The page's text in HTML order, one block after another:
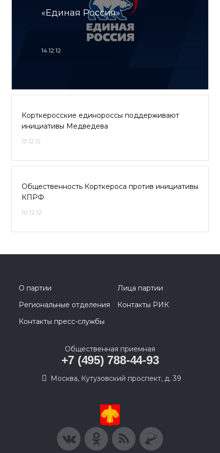
«Единая Россия»
14.12.12
Корткеросские единороссы поддерживают
инициативы Медведева
13.12.12
Общественность Корткероса против инициативы
КПРФ
10.12.12
О партии
Лица партии
Региональные отделения
Контакты РИК
Контакты пресс-службы
Общественная приемная
+7 (495) 788-44-93
Москва, Кутузовский проспект, д. 39